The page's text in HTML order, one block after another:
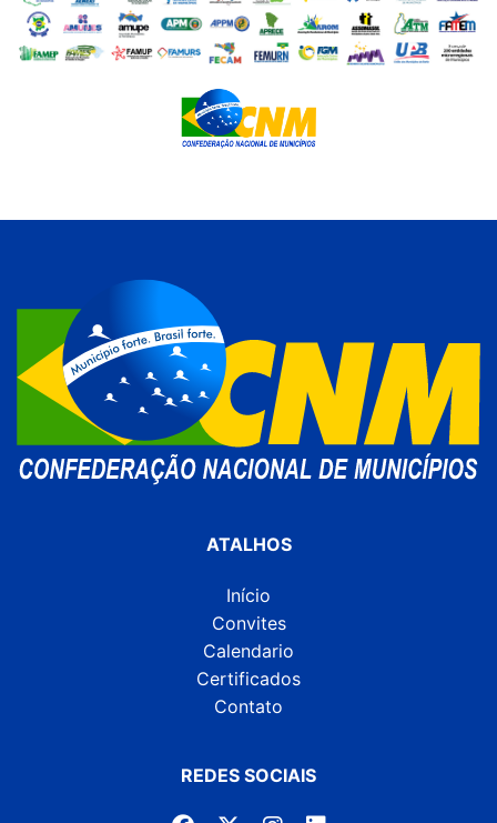
ATALHOS
Início
Convites
Calendario
Certificados
Contato
REDES SOCIAIS